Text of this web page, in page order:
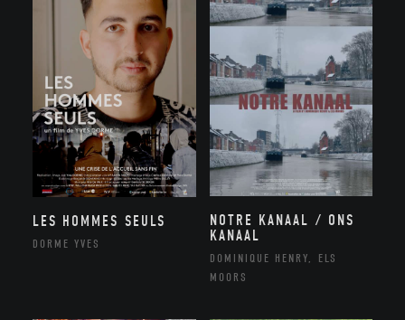
LES HOMMES SEULS
DORME YVES
NOTRE KANAAL / ONS
KANAAL
DOMINIQUE HENRY, ELS
MOORS